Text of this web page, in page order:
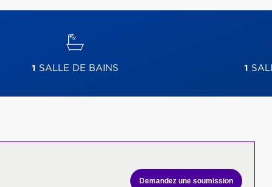
1 SALLE DE BAINS 1
Demandez une soumission